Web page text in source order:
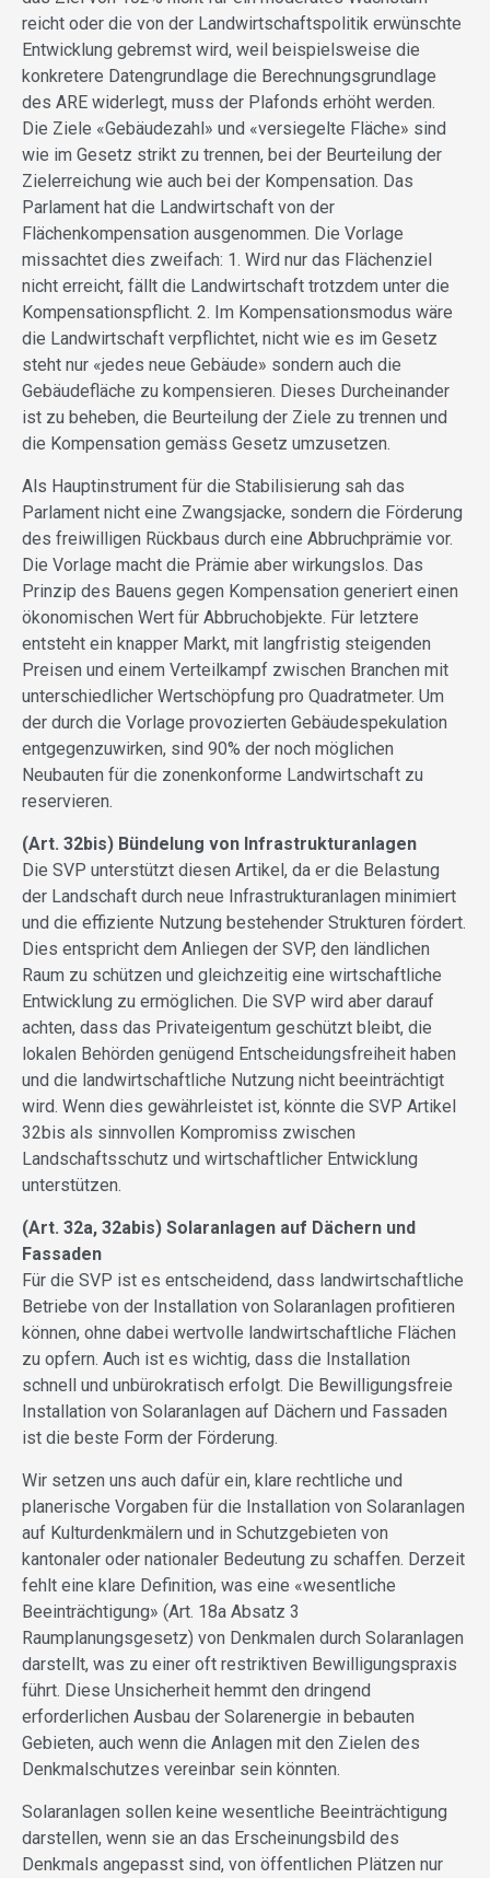
reicht oder die von der Landwirtschaftspolitik erwünschte
Entwicklung gebremst wird, weil beispielsweise die
konkretere Datengrundlage die Berechnungsgrundlage
des ARE widerlegt, muss der Plafonds erhöht werden.
Die Ziele «Gebäudezahl» und «versiegelte Fläche» sind
wie im Gesetz strikt zu trennen, bei der Beurteilung der
Zielerreichung wie auch bei der Kompensation. Das
Parlament hat die Landwirtschaft von der
Flächenkompensation ausgenommen. Die Vorlage
missachtet dies zweifach: 1. Wird nur das Flächenziel
nicht erreicht, fällt die Landwirtschaft trotzdem unter die
Kompensationspflicht. 2. Im Kompensationsmodus wäre
die Landwirtschaft verpflichtet, nicht wie es im Gesetz
steht nur «jedes neue Gebäude» sondern auch die
Gebäudefläche zu kompensieren. Dieses Durcheinander
ist zu beheben, die Beurteilung der Ziele zu trennen und
die Kompensation gemäss Gesetz umzusetzen.
Als Hauptinstrument für die Stabilisierung sah das
Parlament nicht eine Zwangsjacke, sondern die Förderung
des freiwilligen Rückbaus durch eine Abbruchprämie vor.
Die Vorlage macht die Prämie aber wirkungslos. Das
Prinzip des Bauens gegen Kompensation generiert einen
ökonomischen Wert für Abbruchobjekte. Für letztere
entsteht ein knapper Markt, mit langfristig steigenden
Preisen und einem Verteilkampf zwischen Branchen mit
unterschiedlicher Wertschöpfung pro Quadratmeter. Um
der durch die Vorlage provozierten Gebäudespekulation
entgegenzuwirken, sind 90% der noch möglichen
Neubauten für die zonenkonforme Landwirtschaft zu
reservieren.
(Art. 32bis) Bündelung von Infrastrukturanlagen
Die SVP unterstützt diesen Artikel, da er die Belastung
der Landschaft durch neue Infrastrukturanlagen minimiert
und die effiziente Nutzung bestehender Strukturen fördert.
Dies entspricht dem Anliegen der SVP, den ländlichen
Raum zu schützen und gleichzeitig eine wirtschaftliche
Entwicklung zu ermöglichen. Die SVP wird aber darauf
achten, dass das Privateigentum geschützt bleibt, die
lokalen Behörden genügend Entscheidungsfreiheit haben
und die landwirtschaftliche Nutzung nicht beeinträchtigt
wird. Wenn dies gewährleistet ist, könnte die SVP Artikel
32bis als sinnvollen Kompromiss zwischen
Landschaftsschutz und wirtschaftlicher Entwicklung
unterstützen.
(Art. 32a, 32abis) Solaranlagen auf Dächern und
Fassaden
Für die SVP ist es entscheidend, dass landwirtschaftliche
Betriebe von der Installation von Solaranlagen profitieren
können, ohne dabei wertvolle landwirtschaftliche Flächen
zu opfern. Auch ist es wichtig, dass die Installation
schnell und unbürokratisch erfolgt. Die Bewilligungsfreie
Installation von Solaranlagen auf Dächern und Fassaden
ist die beste Form der Förderung.
Wir setzen uns auch dafür ein, klare rechtliche und
planerische Vorgaben für die Installation von Solaranlagen
auf Kulturdenkmälern und in Schutzgebieten von
kantonaler oder nationaler Bedeutung zu schaffen. Derzeit
fehlt eine klare Definition, was eine «wesentliche
Beeinträchtigung» (Art. 18a Absatz 3
Raumplanungsgesetz) von Denkmalen durch Solaranlagen
darstellt, was zu einer oft restriktiven Bewilligungspraxis
führt. Diese Unsicherheit hemmt den dringend
erforderlichen Ausbau der Solarenergie in bebauten
Gebieten, auch wenn die Anlagen mit den Zielen des
Denkmalschutzes vereinbar sein könnten.
Solaranlagen sollen keine wesentliche Beeinträchtigung
darstellen, wenn sie an das Erscheinungsbild des
Denkmals angepasst sind, von öffentlichen Plätzen nur